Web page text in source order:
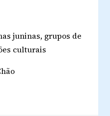
juninas, grupos de
culturais